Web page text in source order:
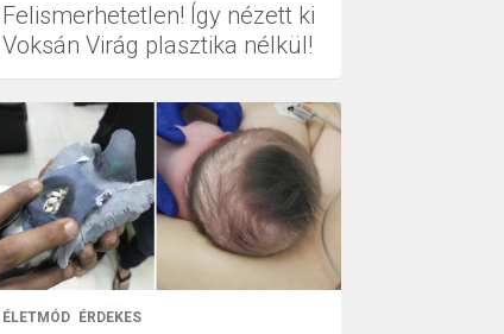
Felismerhetetlen! Így nézett ki
Voksán Virág plasztika nélkül!
ÉLETMÓD ÉRDEKES